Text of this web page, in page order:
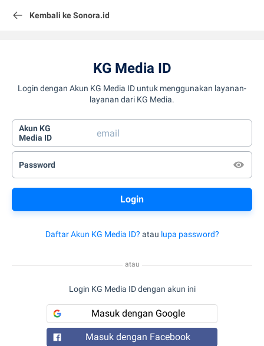
Kembali ke Sonora.id
KG Media ID
Login dengan Akun KG Media ID untuk menggunakan layanan-
layanan dari KG Media.
Akun KG
Media ID
Password
Daftar Akun KG Media ID? atau lupa password?
atau
Login KG Media ID dengan akun ini
Masuk dengan Google
Masuk dengan Facebook